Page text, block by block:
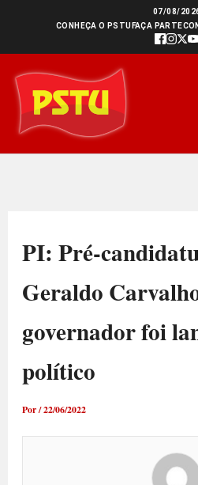
conteúdo
07/08/
CONHEÇA O PSTU FAÇA PARTE
PI: Pré-
Geraldo
governador foi
político
Por/22/06/2022